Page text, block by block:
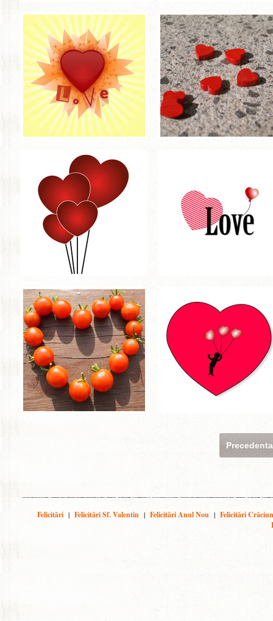
Precedenta
Felicitări | Felicitări Sf. Valentin | Felicitări Anul Nou | Felicitări